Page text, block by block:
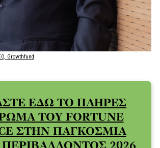
Growthfund
ΕΔΩ ΤΟ ΠΛΗΡΕΣ
ΤΟΥ FORTUNE
ΣΤΗΝ ΠΑΓΚΟΣΜΙΑ